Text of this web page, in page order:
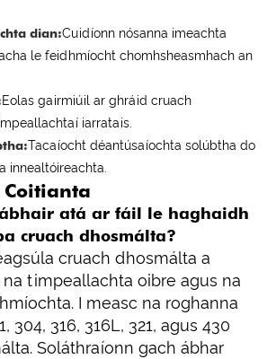
dian:Cuidíonn nósanna imeachta
le feidhmíocht chomhsheasmhach an
Eolas gairmiúil ar ghráid cruach
iarratais.
Tacaíocht déantúsaíochta solúbtha do
innealtóireachta.
Coitianta
atá ar fáil le haghaidh
cruach dhosmálta?
cruach dhosmálta a
timpeallachta oibre agus na
I measc na roghanna
304, 316, 316L, 321, agus 430
Soláthraíonn gach ábhar